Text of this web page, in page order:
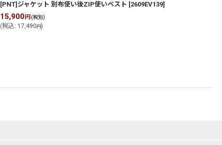
[PNT]ジャケット 別布使い後ZIP使いベスト [2609EV139]
15,900円 (税別)
(税込: 17,490円)